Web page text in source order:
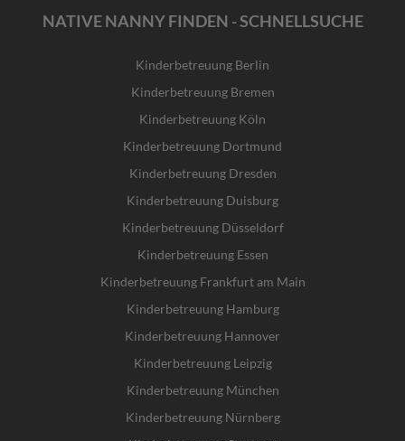
NATIVE NANNY FINDEN - SCHNELLSUCHE
Kinderbetreuung Berlin
Kinderbetreuung Bremen
Kinderbetreuung Köln
Kinderbetreuung Dortmund
Kinderbetreuung Dresden
Kinderbetreuung Duisburg
Kinderbetreuung Düsseldorf
Kinderbetreuung Essen
Kinderbetreuung Frankfurt am Main
Kinderbetreuung Hamburg
Kinderbetreuung Hannover
Kinderbetreuung Leipzig
Kinderbetreuung München
Kinderbetreuung Nürnberg